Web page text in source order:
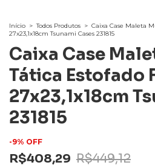
Início > Todos Produtos > Caixa Case Maleta
27x23,1x18cm Tsunami Cases 231815
Caixa Case
Tática Estofado
27x23,1x18cm
231815
-9% OFF
R$408,29 R$449,12